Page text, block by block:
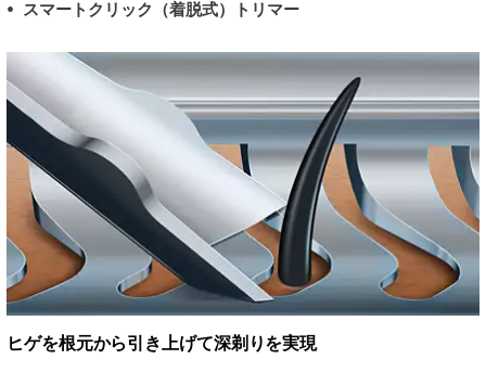
スマートクリック（着脱式）トリマー
ヒゲを根元から引き上げて深剃りを実現